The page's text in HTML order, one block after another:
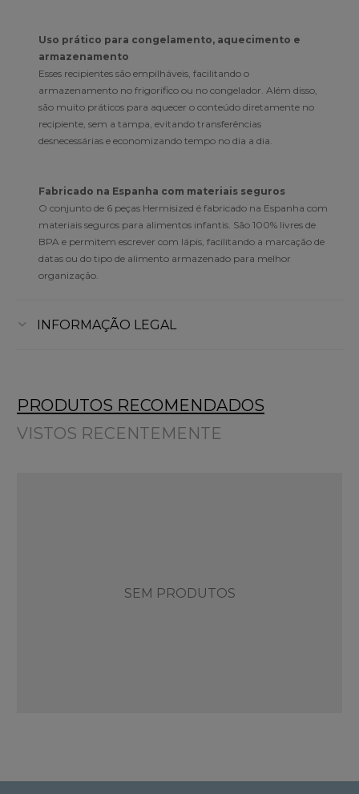
Uso prático para congelamento, aquecimento e
armazenamento
Esses recipientes são empilháveis, facilitando o
armazenamento no frigorifico ou no congelador. Além disso,
são muito práticos para aquecer o conteúdo diretamente no
recipiente, sem a tampa, evitando transferências
desnecessárias e economizando tempo no dia a dia.
Fabricado na Espanha com materiais seguros
O conjunto de 6 peças Hermisized é fabricado na Espanha com
materiais seguros para alimentos infantis. São 100% livres de
BPA e permitem escrever com lápis, facilitando a marcação de
datas ou do tipo de alimento armazenado para melhor
organização.
INFORMAÇÃO LEGAL
PRODUTOS RECOMENDADOS
VISTOS RECENTEMENTE
SEM PRODUTOS